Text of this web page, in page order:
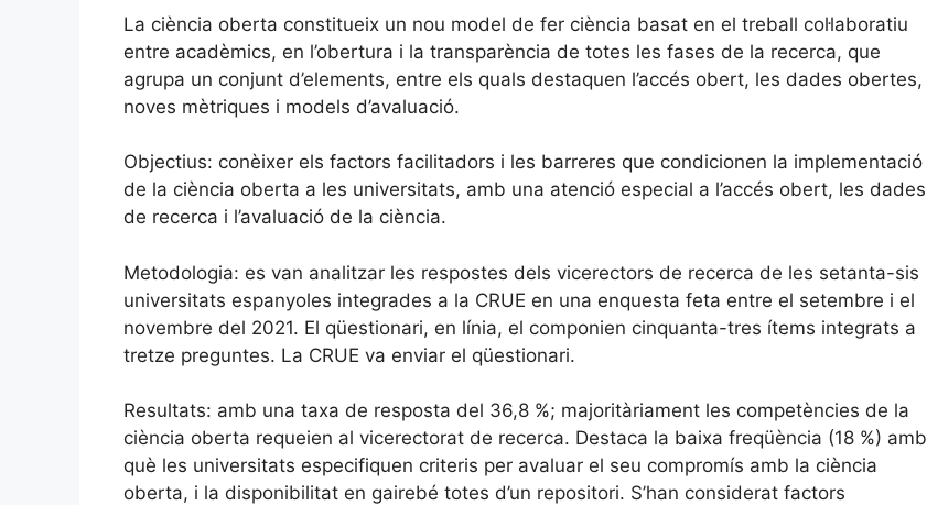
La ciència oberta constitueix un nou model de fer ciència basat en el treball col·laboratiu
entre acadèmics, en l’obertura i la transparència de totes les fases de la recerca, que
agrupa un conjunt d’elements, entre els quals destaquen l’accés obert, les dades obertes,
noves mètriques i models d’avaluació.
Objectius: conèixer els factors facilitadors i les barreres que condicionen la implementació
de la ciència oberta a les universitats, amb una atenció especial a l’accés obert, les dades
de recerca i l’avaluació de la ciència.
Metodologia: es van analitzar les respostes dels vicerectors de recerca de les setanta-sis
universitats espanyoles integrades a la CRUE en una enquesta feta entre el setembre i el
novembre del 2021. El qüestionari, en línia, el componien cinquanta-tres ítems integrats a
tretze preguntes. La CRUE va enviar el qüestionari.
Resultats: amb una taxa de resposta del 36,8 %; majoritàriament les competències de la
ciència oberta requeien al vicerectorat de recerca. Destaca la baixa freqüència (18 %) amb
què les universitats especifiquen criteris per avaluar el seu compromís amb la ciència
oberta, i la disponibilitat en gairebé totes d’un repositori. S’han considerat factors